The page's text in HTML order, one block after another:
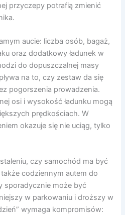
przyczepy potrafią zmienić
aucie: liczba osób, bagaż,
oraz dodatkowy ładunek w
do dopuszczalnej masy
na to, czy zestaw da się
pogorszenia prowadzenia.
osi i wysokość ładunku mogą
prędkościach. W
okazuje się nie uciąg, tylko
czy samochód ma być
codziennym autem do
sporadycznie może być
w parkowaniu i droższy w
wymaga kompromisów: